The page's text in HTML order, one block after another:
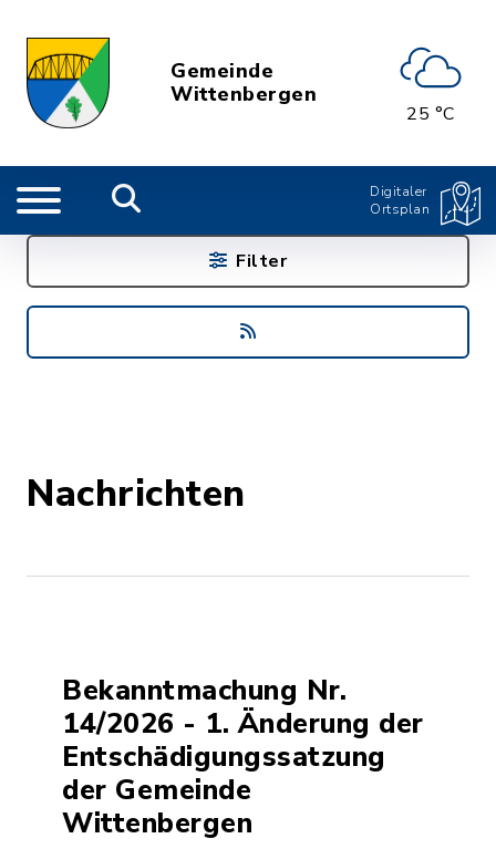
Gemeinde
Wittenbergen
25 °C
Digitaler
Ortsplan
Nachrichten
Bekanntmachung Nr.
14/2026 - 1. Änderung der
Entschädigungssatzung
der Gemeinde
Wittenbergen
Filter